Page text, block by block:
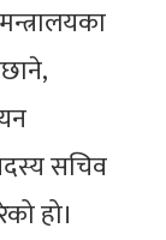
सचिव
हो।